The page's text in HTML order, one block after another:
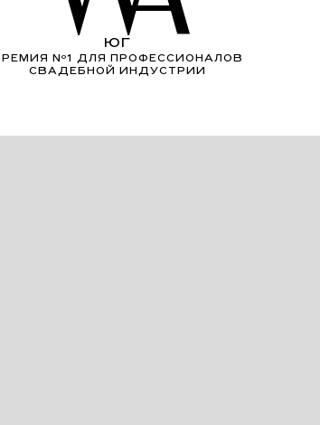
ЮГ
Nº1 ДЛЯ ПРОФЕССИОНАЛОВ
СВАДЕБНОЙ ИНДУСТРИИ